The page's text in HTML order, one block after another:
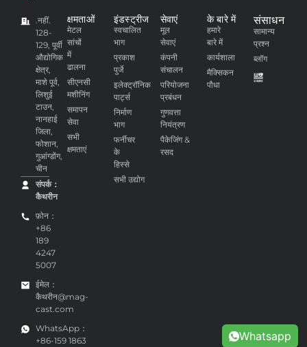
.नहीं.
128-
129, पूर्वी
औद्योगिक
क्षेत्र,
माशे पूर्व,
लिशुई
टाउन,
नानहाई
जिला,
फोशान,
गुआंग्डोंग,
चीन
संपर्क：
कैथरीन
फ़ोन：
+86
189
4247
5007
ईमेल：
कैथरीन@mag-
cast.com
WhatsApp：
+86-159 1863
क्षमताओं
मेटल
सांचों
में
ढालना
सीएनसी
मशीनिंग
समापन
सेवा
सभी
क्षमताएं
इंडस्ट्रीज
स्वचालित
भाग
प्रकाश
पुर्जे
इलेक्ट्रॉनिक
पार्ट्स
निर्माण
भाग
फर्नीचर
के
हिस्से
सभी उद्योग
सेवाएं
मूल
सेवाएं
कंपनी
संचालन
परियोजना
प्रबंधन
गुणवत्ता
नियंत्रण
पैकेजिंग &
रसद
के बारे में
हमारे
बारे में
कार्यशाला
मैक्सिकन
पौधा
संसाधन
सामान्य
प्रश्न
ब्लॉग
Whatsapp